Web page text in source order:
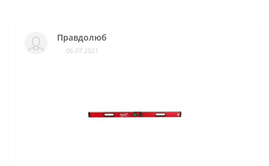
Правдолюб
06.07.2021